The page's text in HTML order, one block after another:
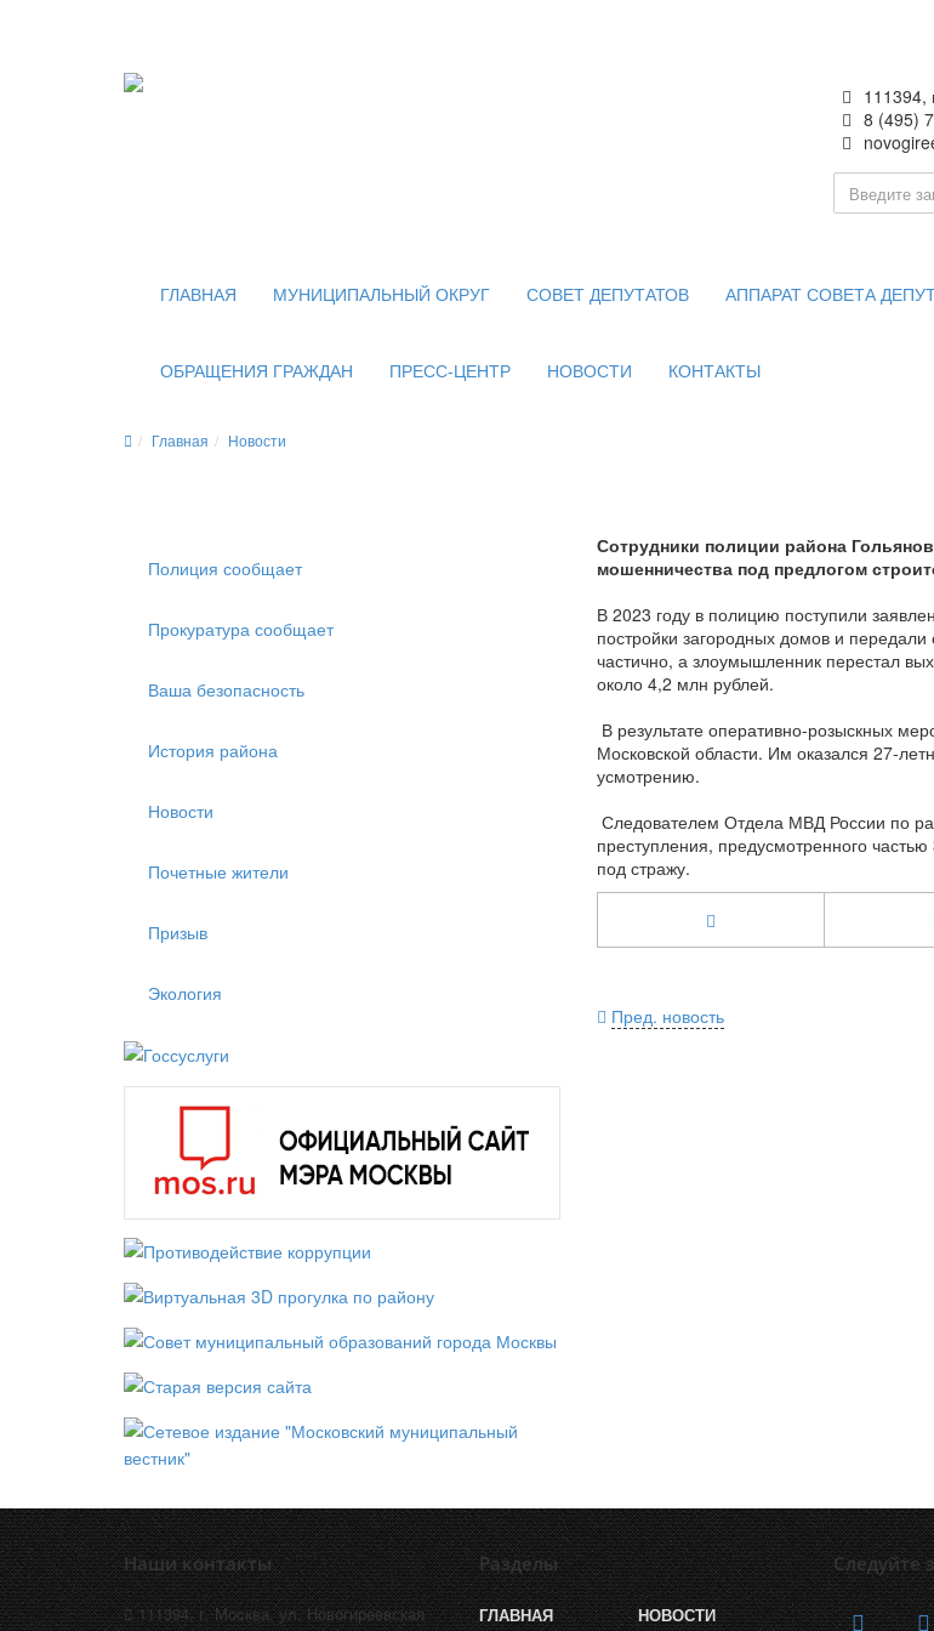
111394,
8 (495)
ГЛАВНАЯ МУНИЦИПАЛЬНЫЙ ОКРУГ СОВЕТ ДЕПУТАТОВ АППАРАТ СОВЕТА
ОБРАЩЕНИЯ ГРАЖДАН ПРЕСС-ЦЕНТР НОВОСТИ КОНТАКТЫ
Главная Новости
Полиция сообщает
Прокуратура сообщает
Ваша безопасность
История района
Новости
Почетные жители
Призыв
Экология
Сотрудники полиции района
мошенничества под предлогом
В 2023 году в полицию поступили
постройки загородных домов и
частично, а злоумышленник перестал
около 4,2 млн рублей.
В результате оперативно-розыскных
Московской области. Им оказался 27-
усмотрению.
Следователем Отдела МВД России по
преступления, предусмотренного
под стражу.
Пред. новость
Наши контакты
111394, г. Москва, ул. Новогиреевская
Разделы
ГЛАВНАЯ НОВОСТИ
Следуйте